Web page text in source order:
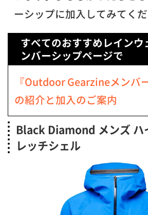
ーシップに加入してみてくだ
すべてのおすすめレインウ
ンバーシップページで
『Outdoor Gearzineメンバ
の紹介と加入のご案内
Black Diamond メンズ ハ
レッチシェル